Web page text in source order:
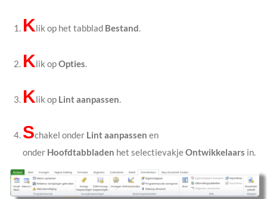
Klik op het tabblad Bestand.
Klik opOpties.
Klik op Lint aanpassen.
Schakel onder Lint aanpassen en
onder Hoofdtabbladen het selectievakjeOntwikkelaars in.